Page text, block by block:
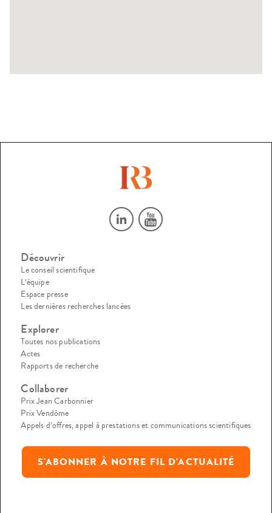
Découvrir
Le conseil scientifique
L’équipe
Espace presse
Les dernières recherches lancées
Explorer
Toutes nos publications
Actes
Rapports de recherche
Collaborer
Prix Jean Carbonnier
Prix Vendôme
Appels d’offres, appel à prestations et communications scientifiques
S'ABONNER À NOTRE FIL D'ACTUALITÉ